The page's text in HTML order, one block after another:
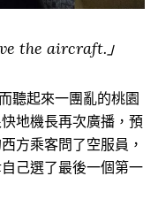
the aircraft.」
聽起來一團亂的桃園
地機長再次廣播，預
方乘客問了空服員，
己選了最後一個第一